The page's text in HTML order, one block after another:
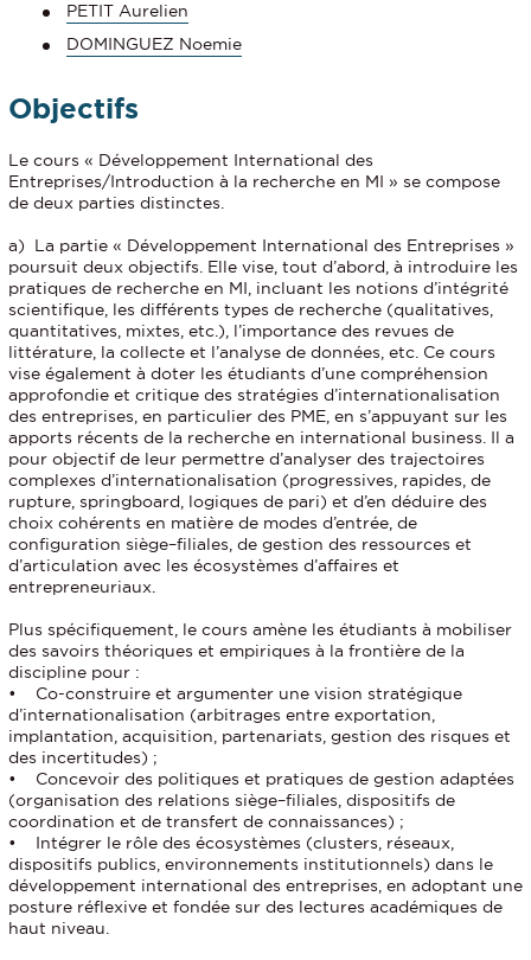
PETIT Aurelien
DOMINGUEZ Noemie
Objectifs
Le cours « Développement International des
Entreprises/Introduction à la recherche en MI » se compose
de deux parties distinctes.
a) La partie « Développement International des Entreprises »
poursuit deux objectifs. Elle vise, tout d’abord, à introduire les
pratiques de recherche en MI, incluant les notions d’intégrité
scientifique, les différents types de recherche (qualitatives,
quantitatives, mixtes, etc.), l’importance des revues de
littérature, la collecte et l’analyse de données, etc. Ce cours
vise également à doter les étudiants d’une compréhension
approfondie et critique des stratégies d’internationalisation
des entreprises, en particulier des PME, en s’appuyant sur les
apports récents de la recherche en international business. Il a
pour objectif de leur permettre d’analyser des trajectoires
complexes d’internationalisation (progressives, rapides, de
rupture, springboard, logiques de pari) et d’en déduire des
choix cohérents en matière de modes d’entrée, de
configuration siège–filiales, de gestion des ressources et
d’articulation avec les écosystèmes d’affaires et
entrepreneuriaux.
Plus spécifiquement, le cours amène les étudiants à mobiliser
des savoirs théoriques et empiriques à la frontière de la
discipline pour :
• Co-construire et argumenter une vision stratégique
d’internationalisation (arbitrages entre exportation,
implantation, acquisition, partenariats, gestion des risques et
des incertitudes) ;
• Concevoir des politiques et pratiques de gestion adaptées
(organisation des relations siège–filiales, dispositifs de
coordination et de transfert de connaissances) ;
• Intégrer le rôle des écosystèmes (clusters, réseaux,
dispositifs publics, environnements institutionnels) dans le
développement international des entreprises, en adoptant une
posture réflexive et fondée sur des lectures académiques de
haut niveau.